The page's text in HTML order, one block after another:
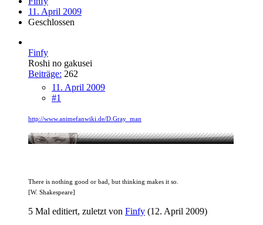
11. April 2009
Geschlossen
Finfy
Roshi no gakusei
Beiträge: 262
11. April 2009
#1
http://www.animefanwiki.de/D.Gray_man
There is nothing good or bad, but thinking makes it so.
[W. Shakespeare]
5 Mal editiert, zuletzt von Finfy (12. April 2009)